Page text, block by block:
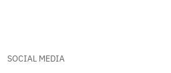
SOCIAL MEDIA